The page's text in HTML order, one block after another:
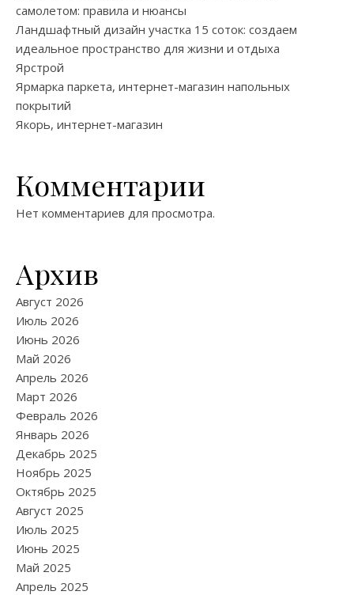
самолетом: правила и нюансы
Ландшафтный дизайн участка 15 соток: создаем
идеальное пространство для жизни и отдыха
Ярстрой
Ярмарка паркета, интернет-магазин напольных
покрытий
Якорь, интернет-магазин
Комментарии
Нет комментариев для просмотра.
Архив
Август 2026
Июль 2026
Июнь 2026
Май 2026
Апрель 2026
Март 2026
Февраль 2026
Январь 2026
Декабрь 2025
Ноябрь 2025
Октябрь 2025
Август 2025
Июль 2025
Июнь 2025
Май 2025
Апрель 2025